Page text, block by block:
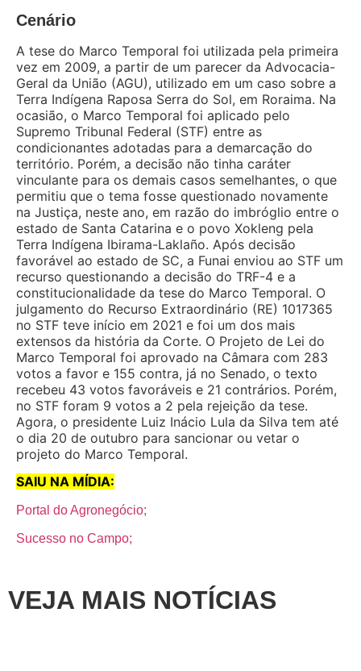
Cenário
A tese do Marco Temporal foi utilizada pela primeira
vez em 2009, a partir de um parecer da Advocacia-
Geral da União (AGU), utilizado em um caso sobre a
Terra Indígena Raposa Serra do Sol, em Roraima. Na
ocasião, o Marco Temporal foi aplicado pelo
Supremo Tribunal Federal (STF) entre as
condicionantes adotadas para a demarcação do
território. Porém, a decisão não tinha caráter
vinculante para os demais casos semelhantes, o que
permitiu que o tema fosse questionado novamente
na Justiça, neste ano, em razão do imbróglio entre o
estado de Santa Catarina e o povo Xokleng pela
Terra Indígena Ibirama-Laklaño. Após decisão
favorável ao estado de SC, a Funai enviou ao STF um
recurso questionando a decisão do TRF-4 e a
constitucionalidade da tese do Marco Temporal. O
julgamento do Recurso Extraordinário (RE) 1017365
no STF teve início em 2021 e foi um dos mais
extensos da história da Corte. O Projeto de Lei do
Marco Temporal foi aprovado na Câmara com 283
votos a favor e 155 contra, já no Senado, o texto
recebeu 43 votos favoráveis e 21 contrários. Porém,
no STF foram 9 votos a 2 pela rejeição da tese.
Agora, o presidente Luiz Inácio Lula da Silva tem até
o dia 20 de outubro para sancionar ou vetar o
projeto do Marco Temporal.
SAIU NA MÍDIA:
Portal do Agronegócio;
Sucesso no Campo;
VEJA MAIS NOTÍCIAS